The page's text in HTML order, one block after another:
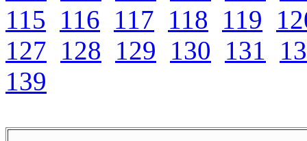
115 116 117 118 119
127 128 129 130 131
139